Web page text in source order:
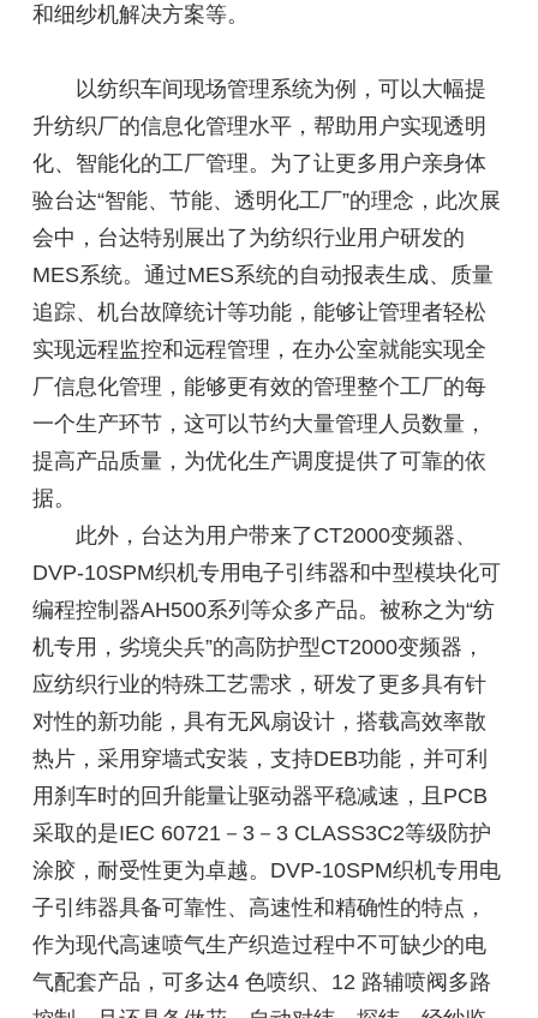
和细纱机解决方案等。
以纺织车间现场管理系统为例，可以大幅提
升纺织厂的信息化管理水平，帮助用户实现透明
化、智能化的工厂管理。为了让更多用户亲身体
验台达“智能、节能、透明化工厂”的理念，此次展
会中，台达特别展出了为纺织行业用户研发的
MES系统。通过MES系统的自动报表生成、质量
追踪、机台故障统计等功能，能够让管理者轻松
实现远程监控和远程管理，在办公室就能实现全
厂信息化管理，能够更有效的管理整个工厂的每
一个生产环节，这可以节约大量管理人员数量，
提高产品质量，为优化生产调度提供了可靠的依
据。
此外，台达为用户带来了CT2000变频器、
DVP-10SPM织机专用电子引纬器和中型模块化可
编程控制器AH500系列等众多产品。被称之为“纺
机专用，劣境尖兵”的高防护型CT2000变频器，
应纺织行业的特殊工艺需求，研发了更多具有针
对性的新功能，具有无风扇设计，搭载高效率散
热片，采用穿墙式安装，支持DEB功能，并可利
用刹车时的回升能量让驱动器平稳减速，且PCB
采取的是IEC 60721－3－3 CLASS3C2等级防护
涂胶，耐受性更为卓越。DVP-10SPM织机专用电
子引纬器具备可靠性、高速性和精确性的特点，
作为现代高速喷气生产织造过程中不可缺少的电
气配套产品，可多达4 色喷织、12 路辅喷阀多路